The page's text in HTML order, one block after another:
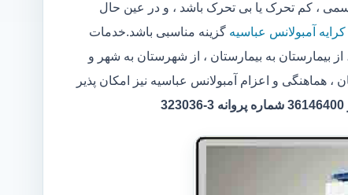
، کم تحرک یا بی تحرک باشد ، و در عین حال
کرایه آمبولانس عباسیه گزینه مناسبی باشد.خدمات
بیمارستان به بیمارستان ، از شهرستان به شهر و
هماهنگی و اعزام آمبولانس عباسیه نیز امکان پذیر